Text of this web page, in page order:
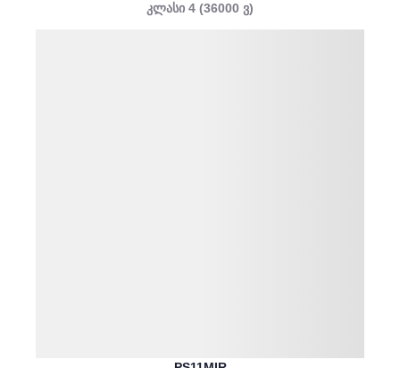
კლასი 4 (36000 ვ)